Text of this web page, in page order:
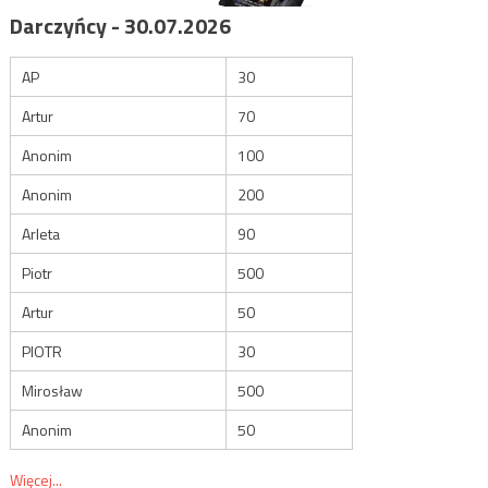
Darczyńcy - 30.07.2026
AP
30
Artur
70
Anonim
100
Anonim
200
Arleta
90
Piotr
500
Artur
50
PIOTR
30
Mirosław
500
Anonim
50
Więcej...